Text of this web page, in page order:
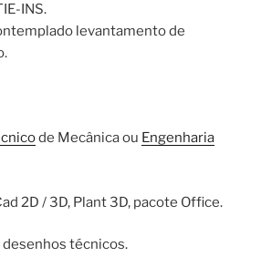
INS.
levantamento de
de Mecânica ou Engenharia
2D / 3D, Plant 3D, pacote Office.
técnicos.